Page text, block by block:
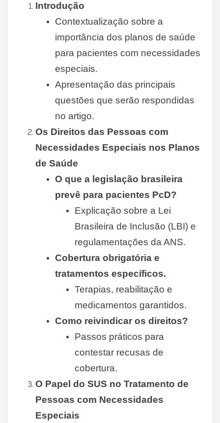
Introdução
Contextualização sobre a
importância dos planos de saúde
para pacientes com necessidades
especiais.
Apresentação das principais
questões que serão respondidas
no artigo.
Os Direitos das Pessoas com
Necessidades Especiais nos Planos
de Saúde
O que a legislação brasileira
prevê para pacientes PcD?
Explicação sobre a Lei
Brasileira de Inclusão (LBI) e
regulamentações da ANS.
Cobertura obrigatória e
tratamentos específicos.
Terapias, reabilitação e
medicamentos garantidos.
Como reivindicar os direitos?
Passos práticos para
contestar recusas de
cobertura.
O Papel do SUS no Tratamento de
Pessoas com Necessidades
Especiais